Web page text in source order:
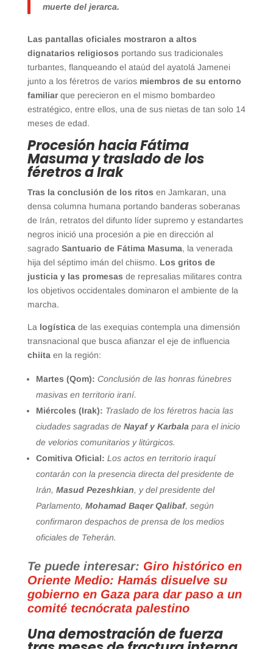
muerte del jerarca.
Las pantallas oficiales mostraron a altos
dignatarios religiosos portando sus tradicionales
turbantes, flanqueando el ataúd del ayatolá Jamenei
junto a los féretros de varios miembros de su entorno
familiarque perecieron en el mismo bombardeo
estratégico, entre ellos, una de sus nietas de tan solo 14
meses de edad.
Procesión hacia Fátima
Masuma y traslado de los
féretros a Irak
Tras la conclusión de los ritos en Jamkaran, una
densa columna humana portando banderas soberanas
de Irán, retratos del difunto líder supremo y estandartes
negros inició una procesión a pie en dirección al
sagrado Santuario de Fátima Masuma, la venerada
hija del séptimo imán del chiismo. Los gritos de
justicia y las promesas de represalias militares contra
los objetivos occidentales dominaron el ambiente de la
marcha.
La logística de las exequias contempla una dimensión
transnacional que busca afianzar el eje de influencia
chiita en la región:
Martes (Qom): Conclusión de las honras fúnebres
masivas en territorio iraní.
Miércoles (Irak): Traslado de los féretros hacia las
ciudades sagradas de Nayaf y Karbala para el inicio
de velorios comunitarios y litúrgicos.
Comitiva Oficial: Los actos en territorio iraquí
contarán con la presencia directa del presidente de
Irán, Masud Pezeshkian, y del presidente del
Parlamento, Mohamad Baqer Qalibaf, según
confirmaron despachos de prensa de los medios
oficiales de Teherán.
Te puede interesar: Giro histórico en
Oriente Medio: Hamás disuelve su
gobierno en Gaza para dar paso a un
comité tecnócrata palestino
Una demostración de fuerza